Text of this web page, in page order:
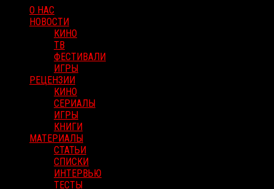
О НАС
НОВОСТИ
КИНО
ТВ
ФЕСТИВАЛИ
ИГРЫ
РЕЦЕНЗИИ
КИНО
СЕРИАЛЫ
ИГРЫ
КНИГИ
МАТЕРИАЛЫ
СТАТЬИ
СПИСКИ
ИНТЕРВЬЮ
ТЕСТЫ